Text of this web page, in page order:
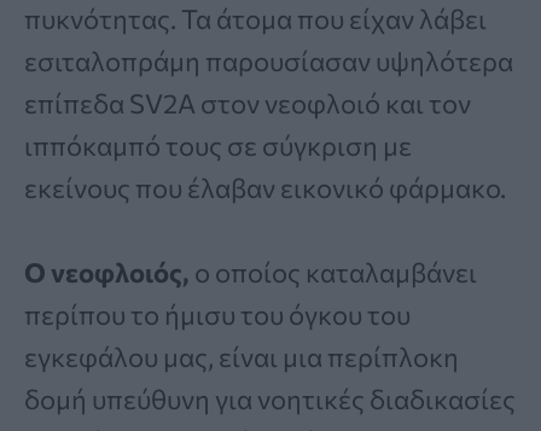
πυκνότητας. Τα άτομα που είχαν λάβει
εσιταλοπράμη παρουσίασαν υψηλότερα
επίπεδα SV2A στον νεοφλοιό και τον
ιππόκαμπό τους σε σύγκριση με
εκείνους που έλαβαν εικονικό φάρμακο.
Ο νεοφλοιός, ο οποίος καταλαμβάνει
περίπου το ήμισυ του όγκου του
εγκεφάλου μας, είναι μια περίπλοκη
δομή υπεύθυνη για νοητικές διαδικασίες